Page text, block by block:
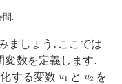
.
ましょう. ここでは
変数を定義します.
する変数
と
を